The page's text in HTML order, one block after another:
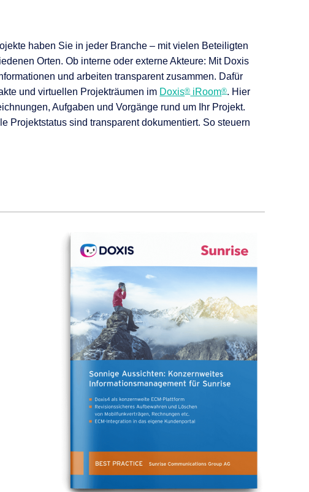
haben Sie in jeder Branche – mit vielen Beteiligten
Orten. Ob interne oder externe Akteure: Mit Doxis
und arbeiten transparent zusammen. Dafür
und virtuellen Projekträumen im Doxis®iRoom®. Hier
Aufgaben und Vorgänge rund um Ihr Projekt.
Projektstatus sind transparent dokumentiert. So steuern